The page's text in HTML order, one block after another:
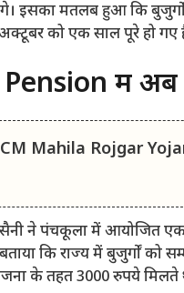
इसका मतलब हुआ कि
को एक साल पूरे हो गए
में अब
CM Mahila Rojgar
सैनी ने पंचकूला में आयोजित एक
कि राज्य में बुजुर्गों को
के तहत 3000 रुपये मिलते